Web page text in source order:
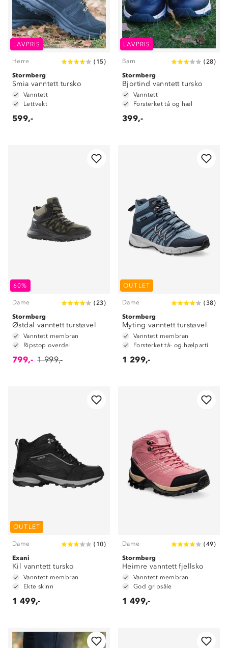
LAVPRIS
Herre ( 15)
Stormberg
Smia vanntett tursko
Vanntett
Lettvekt
599,-
LAVPRIS
Barn (28)
Stormberg
Bjortind vanntett tursko
Vanntett
Forsterket tå og hæl
399,-
60%
Dame (23)
Stormberg
Østdal vanntett turstøvel
Vanntett membran
Ripstop overdel
799,- 1 999,-
OUTLET
Dame (38)
Stormberg
Myting vanntett turstøvel
Vanntett membran
Forsterket tå- og hælparti
1 299,-
OUTLET
Dame ( 10)
Exani
Kil vanntett tursko
Vanntett membran
Ekte skinn
1 499,-
Dame (49)
Stormberg
Heimre vanntett fjellsko
Vanntett membran
God gripsåle
1 499,-